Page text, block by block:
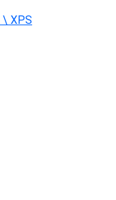
\ XPS